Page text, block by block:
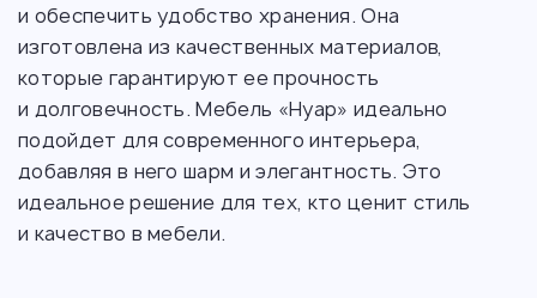
и обеспечить удобство хранения. Она
изготовлена из качественных материалов,
которые гарантируют ее прочность
и долговечность. Мебель «Нуар» идеально
подойдет для современного интерьера,
добавляя в него шарм и элегантность. Это
идеальное решение для тех, кто ценит стиль
и качество в мебели.